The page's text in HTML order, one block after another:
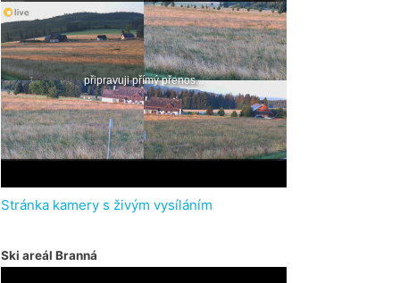
Stránka kamery s živým vysíláním
Ski areál Branná